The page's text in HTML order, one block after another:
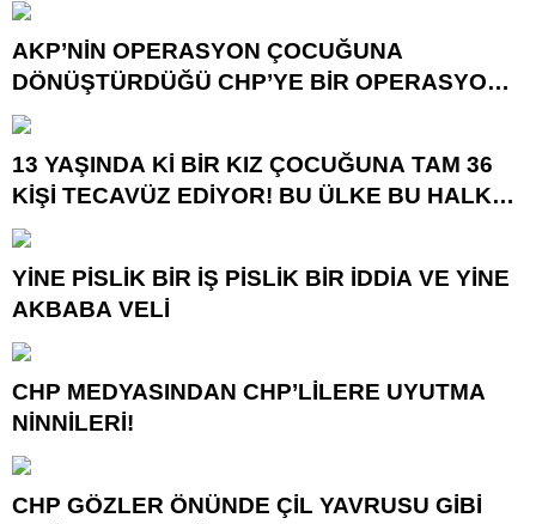
AKP’NİN OPERASYON ÇOCUĞUNA
DÖNÜŞTÜRDÜĞÜ CHP’YE BİR OPERASYON
DAHA!
13 YAŞINDA Kİ BİR KIZ ÇOCUĞUNA TAM 36
KİŞİ TECAVÜZ EDİYOR! BU ÜLKE BU HALK
NEREYE SAVRULDU NASIL SAVRULDU!
YİNE PİSLİK BİR İŞ PİSLİK BİR İDDİA VE YİNE
AKBABA VELİ
CHP MEDYASINDAN CHP’LİLERE UYUTMA
NİNNİLERİ!
CHP GÖZLER ÖNÜNDE ÇİL YAVRUSU GİBİ